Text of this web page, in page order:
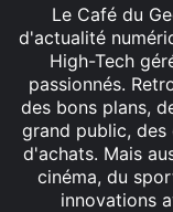
Le Café du
d'actualité
High-Tech
passionnés.
des bons plans,
grand public,
d'achats. Mais
cinéma, du
innovations